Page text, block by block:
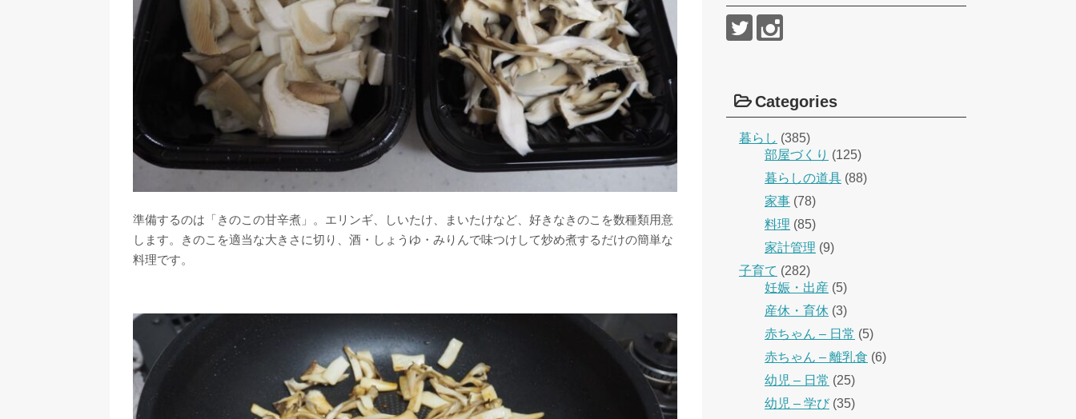
準備するのは「きのこの甘辛煮」。エリンギ、しいたけ、まいたけなど、好きなきのこを数種類用意
します。きのこを適当な大きさに切り、酒・しょうゆ・みりんで味つけして炒め煮するだけの簡単な
料理です。
Categories
暮らし (385)
部屋づくり (125)
暮らしの道具 (88)
家事 (78)
料理 (85)
家計管理 (9)
子育て (282)
妊娠・出産 (5)
産休・育休 (3)
赤ちゃん – 日常 (5)
赤ちゃん – 離乳食 (6)
幼児 – 日常 (25)
幼児 – 学び(35)